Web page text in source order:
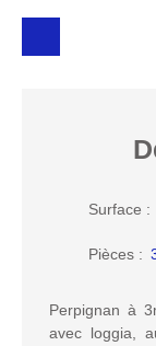
Surface :
Pièces :
Perpignan à
avec loggia,